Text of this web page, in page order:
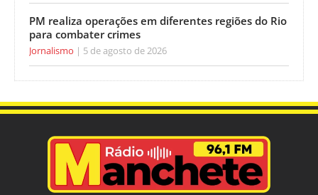
PM realiza operações em diferentes regiões do Rio
para combater crimes
Jornalismo 5 de agosto de 2026